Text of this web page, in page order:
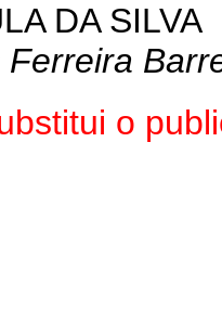
DA SILVA
o